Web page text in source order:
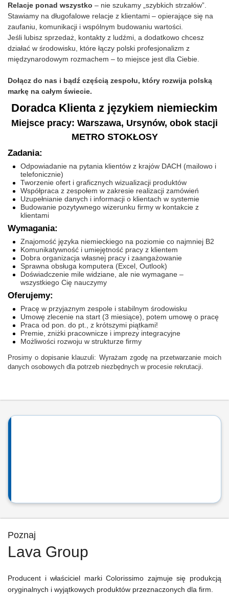
Relacje ponad wszystko – nie szukamy „szybkich strzałów”.
Stawiamy na długofalowe relacje z klientami – opierające się na
zaufaniu, komunikacji i wspólnym budowaniu wartości.
Jeśli lubisz sprzedaż, kontakty z ludźmi, a dodatkowo chcesz
działać w środowisku, które łączy polski profesjonalizm z
międzynarodowym rozmachem – to miejsce jest dla Ciebie.
Dołącz do nas i bądź częścią zespołu, który rozwija polską
markę na całym świecie.
Doradca Klienta z językiem niemieckim
Miejsce pracy: Warszawa, Ursynów, obok stacji
METRO STOKŁOSY
Zadania:
Odpowiadanie na pytania klientów z krajów DACH (mailowo i
telefonicznie)
Tworzenie ofert i graficznych wizualizacji produktów
Współpraca z zespołem w zakresie realizacji zamówień
Uzupełnianie danych i informacji o klientach w systemie
Budowanie pozytywnego wizerunku firmy w kontakcie z
klientami
Wymagania:
Znajomość języka niemieckiego na poziomie co najmniej B2
Komunikatywność i umiejętność pracy z klientem
Dobra organizacja własnej pracy i zaangażowanie
Sprawna obsługa komputera (Excel, Outlook)
Doświadczenie mile widziane, ale nie wymagane –
wszystkiego Cię nauczymy
Oferujemy:
Pracę w przyjaznym zespole i stabilnym środowisku
Umowę zlecenie na start (3 miesiące), potem umowę o pracę
Praca od pon. do pt., z krótszymi piątkami!
Premie, zniżki pracownicze i imprezy integracyjne
Możliwości rozwoju w strukturze firmy
Prosimy o dopisanie klauzuli: Wyrażam zgodę na przetwarzanie moich
danych osobowych dla potrzeb niezbędnych w procesie rekrutacji.
Poznaj
Lava Group
Producent i właściciel marki Colorissimo zajmuje się produkcją
oryginalnych i wyjątkowych produktów przeznaczonych dla firm.